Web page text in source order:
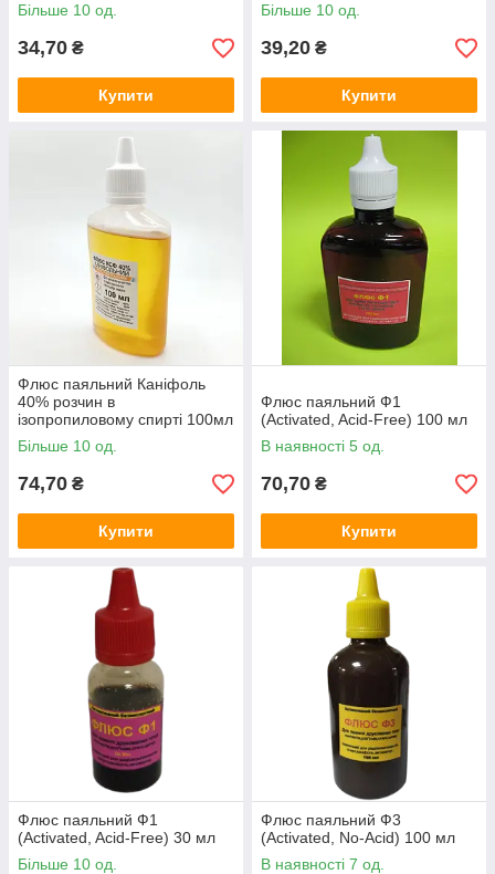
Більше 10 од.
34,70 ₴
Купити
Більше 10 од.
39,20 ₴
Купити
Флюс паяльний Каніфоль
40% розчин в
ізопропиловому спирті 100мл
Більше 10 од.
74,70 ₴
Купити
Флюс паяльний Ф1
(Activated, Acid-Free) 100 мл
В наявності 5 од.
70,70 ₴
Купити
Флюс паяльний Ф1
(Activated, Acid-Free) 30 мл
Більше 10 од.
Флюс паяльний Ф3
(Activated, No-Acid) 100 мл
В наявності 7 од.